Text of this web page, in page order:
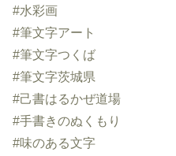
#水彩画
#筆文字アート
#筆文字つくば
#筆文字茨城県
#己書はるかぜ道場
#手書きのぬくもり
#味のある文字